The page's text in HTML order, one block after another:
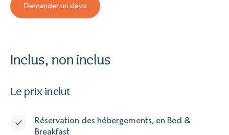
Demander un devis
Inclus, non inclus
Le prix inclut
Réservation des hébergements, en Bed &
Breakfast